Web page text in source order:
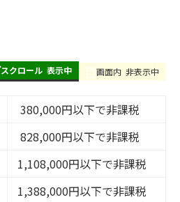
スクロール 表示中 画面内 非表示中
380,000円以下で非課税
828,000円以下で非課税
1,108,000円以下で非課税
1,388,000円以下で非課税